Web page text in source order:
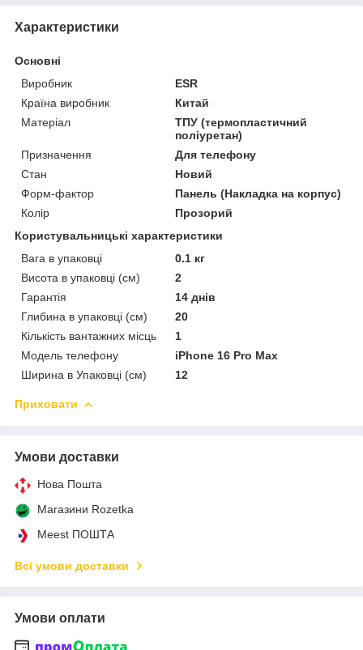
Характеристики
Основні
Виробник
ESR
Країна виробник
Китай
Матеріал
ТПУ (термопластичний
поліуретан)
Призначення
Для телефону
Стан
Новий
Форм-фактор
Панель (Накладка на корпус)
Колір
Прозорий
Користувальницькі характеристики
Вага в упаковці
0.1 кг
Висота в упаковці (см)
2
Гарантія
14 днів
Глибина в упаковці (см)
20
Кількість вантажних місць
1
Модель телефону
iPhone 16 Pro Max
Ширина в Упаковці (см)
12
Приховати
Умови доставки
Нова Пошта
Магазини Rozetka
Meest ПОШТА
Всі умови доставки
Умови оплати